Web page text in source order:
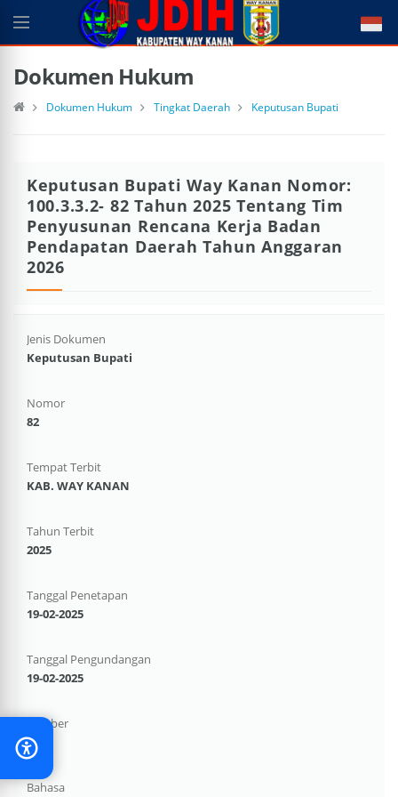
Dokumen Hukum
Dokumen Hukum Tingkat Daerah Keputusan Bupati
Keputusan Bupati Way Kanan Nomor:
100.3.3.2- 82 Tahun 2025 Tentang Tim
Penyusunan Rencana Kerja Badan
Pendapatan Daerah Tahun Anggaran
2026
Jenis Dokumen
Keputusan Bupati
Nomor
82
Tempat Terbit
KAB. WAY KANAN
Tahun Terbit
2025
Tanggal Penetapan
19-02-2025
Tanggal Pengundangan
19-02-2025
Sumber
-
Bahasa